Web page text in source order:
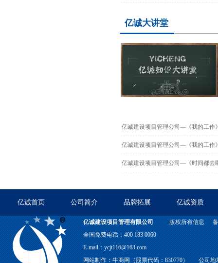
亿诚大讲堂
亿诚建设项目管理公司—《我的工作
亿诚建设项目管理公司—《我的工作
亿诚建设项目管理公司—《时间都去
亿诚首页 公司简介 品牌拓展 亿诚资质
亿诚建设项目管理有限公司 版权所有信息
全国免费电话：400 183 0060
E-mail：ycjt116@163.com
网站制作：牛商网（股票代码：830770） 公司地